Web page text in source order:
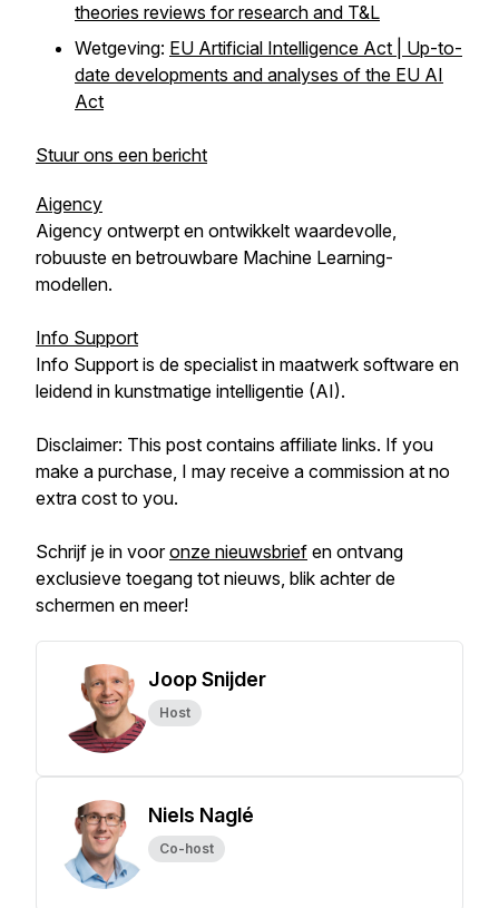
theories reviews for research and T&L
Wetgeving: EU Artificial Intelligence Act | Up-to-
date developments and analyses of the EU AI
Act
Stuur ons een bericht
Aigency
Aigency ontwerpt en ontwikkelt waardevolle,
robuuste en betrouwbare Machine Learning-
modellen.
Info Support
Info Support is de specialist in maatwerk software en
leidend in kunstmatige intelligentie (AI).
Disclaimer: This post contains affiliate links. If you
make a purchase, I may receive a commission at no
extra cost to you.
Schrijf je in vooronze nieuwsbrief en ontvang
exclusieve toegang tot nieuws, blik achter de
schermen en meer!
Joop Snijder
Host
Niels Naglé
Co-host